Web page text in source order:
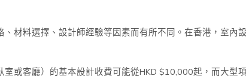
材料選擇、設計師經驗等因素而有所不同。在香港，室內
或客廳）的基本設計收費可能從HKD $10,000起，而大型